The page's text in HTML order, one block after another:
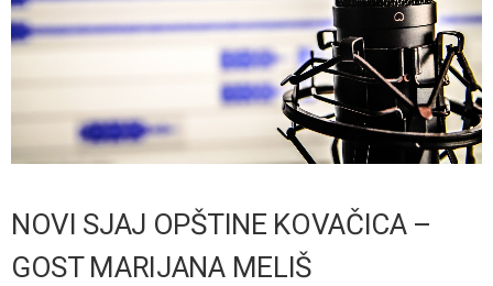
NOVI SJAJ OPŠTINE KOVAČICA –
GOST MARIJANA MELIŠ